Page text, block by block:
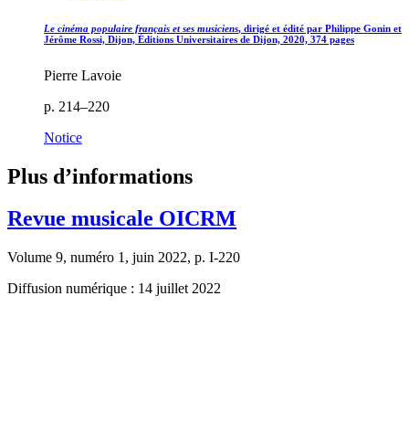
Le cinéma populaire français et ses musiciens, dirigé et édité par Philippe Gonin et
Jérôme Rossi, Dijon, Éditions Universitaires de Dijon, 2020, 374 pages
Pierre Lavoie
p. 214–220
Notice
Plus d’informations
Revue musicale OICRM
Volume 9, numéro 1, juin 2022, p. I-220
Diffusion numérique : 14 juillet 2022